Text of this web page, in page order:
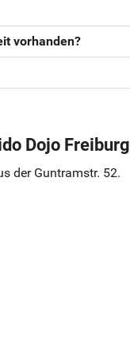
vorhanden?
Dojo Freiburg
der Guntramstr. 52.